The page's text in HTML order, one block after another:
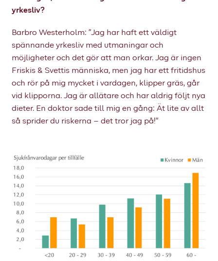
yrkesliv?
Barbro Westerholm: ”Jag har haft ett väldigt
spännande yrkesliv med utmaningar och
möjligheter och det gör att man orkar. Jag är ingen
Friskis & Svettis människa, men jag har ett fritidshus
och rör på mig mycket i vardagen, klipper gräs, går
vid klipporna. Jag är allätare och har aldrig följt nya
dieter. En doktor sade till mig en gång: Ät lite av allt
så sprider du riskerna – det tror jag på!”